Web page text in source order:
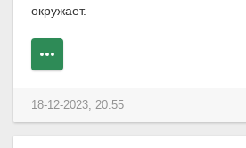
окружает.
18-12-2023, 20:55